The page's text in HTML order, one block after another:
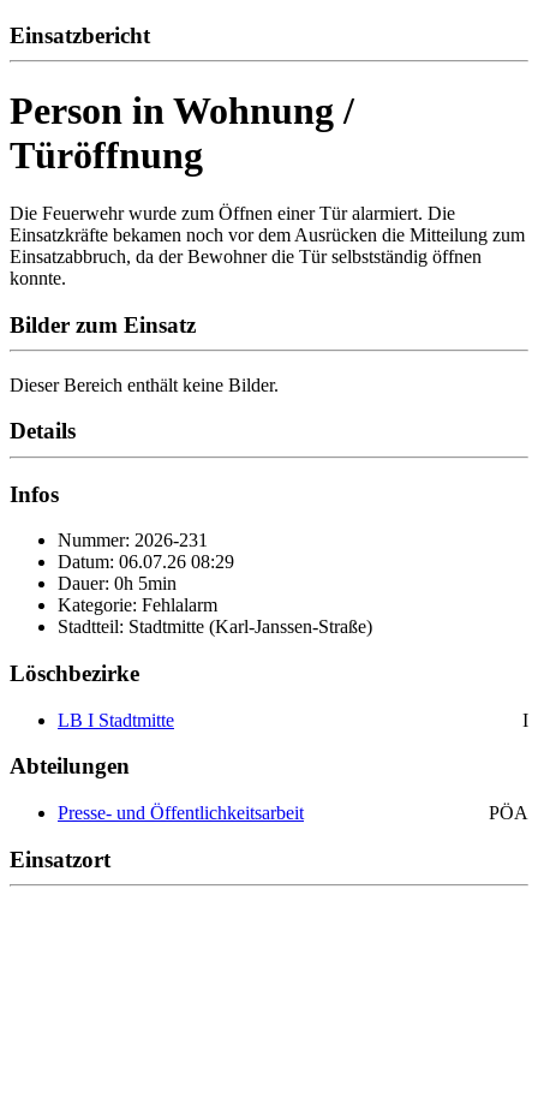
Einsatzbericht
Person in Wohnung /
Türöffnung
Die Feuerwehr wurde zum Öffnen einer Tür alarmiert. Die
Einsatzkräfte bekamen noch vor dem Ausrücken die Mitteilung zum
Einsatzabbruch, da der Bewohner die Tür selbstständig öffnen
konnte.
Bilder zum Einsatz
Dieser Bereich enthält keine Bilder.
Details
Infos
Nummer: 2026-231
Datum: 06.07.26 08:29
Dauer: 0h 5min
Kategorie: Fehlalarm
Stadtteil: Stadtmitte (Karl-Janssen-Straße)
Löschbezirke
LB I Stadtmitte I
Abteilungen
Presse- und Öffentlichkeitsarbeit PÖA
Einsatzort